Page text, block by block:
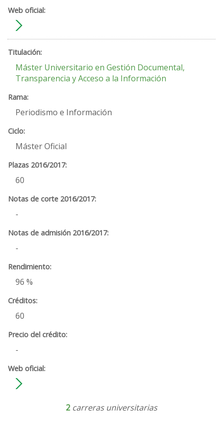
Máster Universitario en Gestión Documental,
Transparencia y Acceso a la Información
Periodismo e Información
Máster Oficial
60
-
-
96 %
60
-
2 carreras universitarias